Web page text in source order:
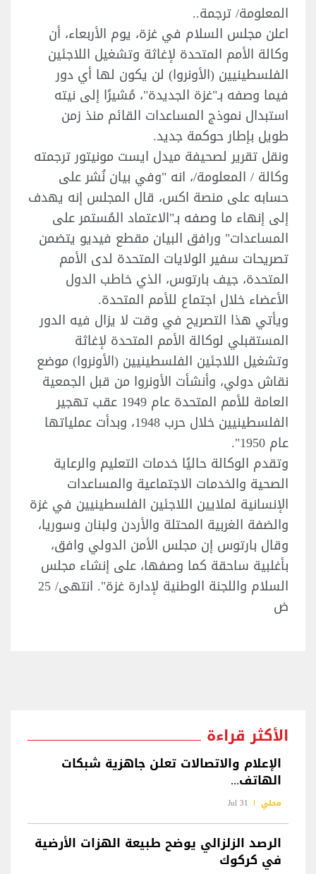
المعلومة/ ترجمة..
اعلن مجلس السلام في غزة، يوم الأربعاء، أن
وكالة الأمم المتحدة لإغاثة وتشغيل اللاجئين
الفلسطينيين (الأونروا) لن يكون لها أي دور
فيما وصفه بـ"غزة الجديدة"، مُشيرًا إلى نيته
استبدال نموذج المساعدات القائم منذ زمن
طويل بإطار حوكمة جديد.
ونقل تقرير لصحيفة ميدل ايست مونيتور ترجمته
وكالة / المعلومة/، انه "وفي بيان نُشر على
حسابه على منصة اكس، قال المجلس إنه يهدف
إلى إنهاء ما وصفه بـ"الاعتماد المُستمر على
المساعدات" ورافق البيان مقطع فيديو يتضمن
تصريحات سفير الولايات المتحدة لدى الأمم
المتحدة، جيف بارتوس، الذي خاطب الدول
الأعضاء خلال اجتماع للأمم المتحدة.
ويأتي هذا التصريح في وقت لا يزال فيه الدور
المستقبلي لوكالة الأمم المتحدة لإغاثة
وتشغيل اللاجئين الفلسطينيين (الأونروا) موضع
نقاش دولي، وأنشأت الأونروا من قبل الجمعية
العامة للأمم المتحدة عام 1949 عقب تهجير
الفلسطينيين خلال حرب 1948، وبدأت عملياتها
عام 1950".
وتقدم الوكالة حاليًا خدمات التعليم والرعاية
الصحية والخدمات الاجتماعية والمساعدات
الإنسانية لملايين اللاجئين الفلسطينيين في غزة
والضفة الغربية المحتلة والأردن ولبنان وسوريا،
وقال بارتوس إن مجلس الأمن الدولي وافق،
بأغلبية ساحقة كما وصفها، على إنشاء مجلس
السلام واللجنة الوطنية لإدارة غزة". انتهى/ 25
ض
الأكثر قراءة
الإعلام والاتصالات تعلن جاهزية شبكات
الهاتف...
محلي 31 Jul
الرصد الزلزالي يوضح طبيعة الهزات الأرضية
في كركوك